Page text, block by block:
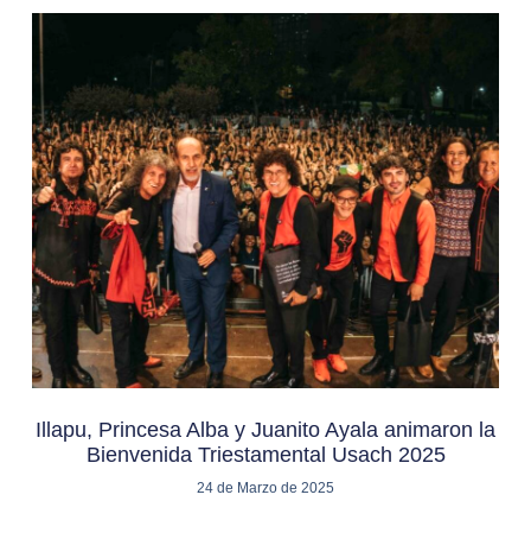
Illapu, Princesa Alba y Juanito Ayala animaron la
Bienvenida Triestamental Usach 2025
24 de Marzo de 2025